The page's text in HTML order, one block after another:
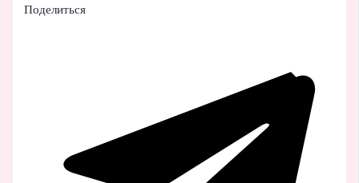
Поделиться